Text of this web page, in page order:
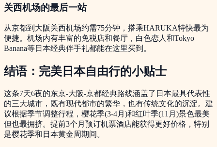
关西机场的最后一站
从京都到大阪关西机场约需75分钟，搭乘HARUKA特快最为
便捷。机场内有丰富的免税店和餐厅，白色恋人和Tokyo
Banana等日本经典伴手礼都能在这里买到。
结语：完美日本自由行的小贴士
这条7天6夜的东京-大阪-京都经典路线涵盖了日本最具代表性
的三大城市，既有现代都市的繁华，也有传统文化的沉淀。建
议根据季节调整行程，樱花季(3-4月)和红叶季(11月)景色最美
但也最拥挤。提前3个月预订机票酒店能获得更好价格，特别
是樱花季和日本黄金周期间。